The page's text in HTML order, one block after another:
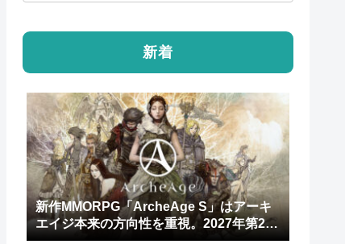
新着
新作MMORPG「ArcheAge S」はアーキ
エイジ本来の方向性を重視。2027年第2四
半期にリリース予定